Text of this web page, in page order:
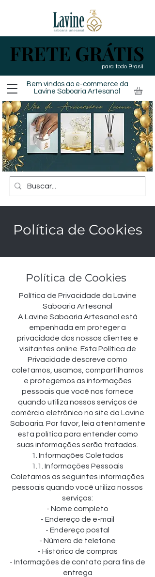
FRETE GRÁTIS
FRETE GRÁTIS
para todo Brasil
Bem vindos ao e-commerce da
Lavine Saboaria Artesanal
Política de Cookies
Política de Cookies
Política de Privacidade da Lavine
Saboaria Artesanal
A Lavine Saboaria Artesanal está
empenhada em proteger a
privacidade dos nossos clientes e
visitantes online. Esta Política de
Privacidade descreve como
coletamos, usamos, compartilhamos
e protegemos as informações
pessoais que você nos fornece
quando utiliza nossos serviços de
comércio eletrônico no site da Lavine
Saboaria. Por favor, leia atentamente
esta política para entender como
suas informações serão tratadas.
1. Informações Coletadas
1.1. Informações Pessoais
Coletamos as seguintes informações
pessoais quando você utiliza nossos
serviços:
- Nome completo
- Endereço de e-mail
- Endereço postal
- Número de telefone
- Histórico de compras
- Informações de contato para fins de
entrega